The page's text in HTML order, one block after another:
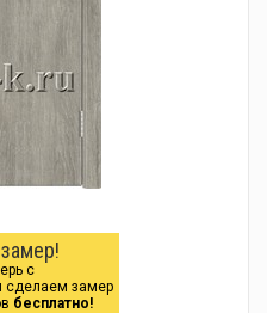
с
сделаем замер
бесплатно!